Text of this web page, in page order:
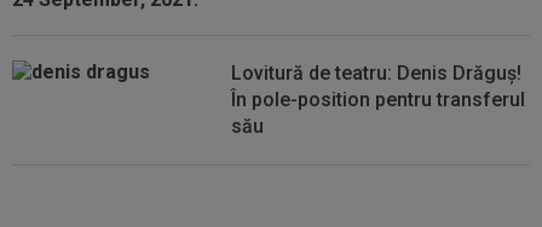
Lovitură de teatru: Denis Drăguș!
În pole-position pentru transferul
său